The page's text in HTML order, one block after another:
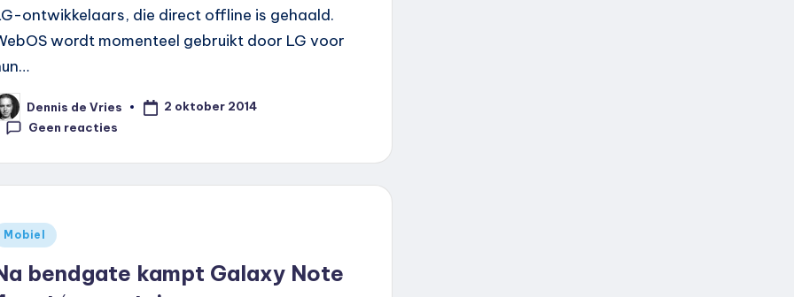
ontwikkelaars, die direct offline is gehaald.
wordt momenteel gebruikt door LG voor
Dennis de Vries
2 oktober 2014
Geen reacties
Mobiel
bendgate kampt Galaxy Note